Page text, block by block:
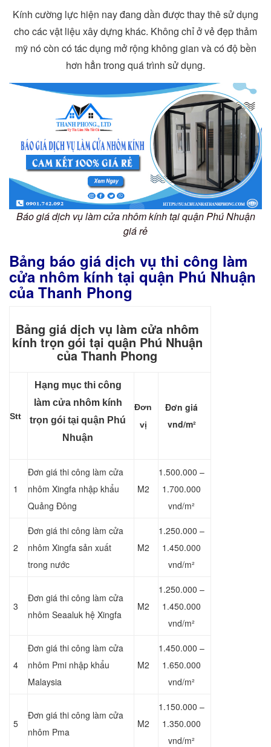
Kính cường lực hiện nay đang dần được thay thê sử dụng
cho các vật liệu xây dựng khác. Không chỉ ở vẻ đẹp thảm
mỹ nó còn có tác dụng mở rộng không gian và có độ bền
hơn hẳn trong quá trình sử dụng.
Báo giá dịch vụ làm cửa nhôm kính tại quận Phú Nhuận
giá rẻ
Bảng báo giá dịch vụ thi công làm
cửa nhôm kính tại quận Phú Nhuận
của Thanh Phong
Bảng giá dịch vụ làm cửa nhôm
kính trọn gói tại quận Phú Nhuận
của Thanh Phong
Stt
Hạng mục thi công
làm cửa nhôm kính
trọn gói tại quận Phú
Nhuận
Đơn
vị
Đơn giá
vnd/m²
1
Đơn giá thi công làm cửa
nhôm Xingfa nhập khẩu
Quảng Đông
M2
1.500.000 –
1.700.000
vnd/m²
2
Đơn giá thi công làm cửa
nhôm Xingfa sản xuất
trong nước
M2
1.250.000 –
1.450.000
vnd/m²
3
Đơn giá thi công làm cửa
nhôm Seaaluk hệ Xingfa
M2
1.250.000 –
1.450.000
vnd/m²
4
Đơn giá thi công làm cửa
nhôm Pmi nhập khẩu
Malaysia
M2
1.450.000 –
1.650.000
vnd/m²
5
Đơn giá thi công làm cửa
nhôm Pma
M2
1.150.000 –
1.350.000
vnd/m²